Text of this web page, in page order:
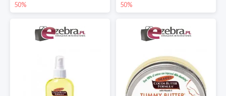
50% 50%